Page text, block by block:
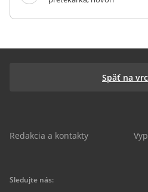
Späť na
Redakcia a kontakty
Sledujte nás: